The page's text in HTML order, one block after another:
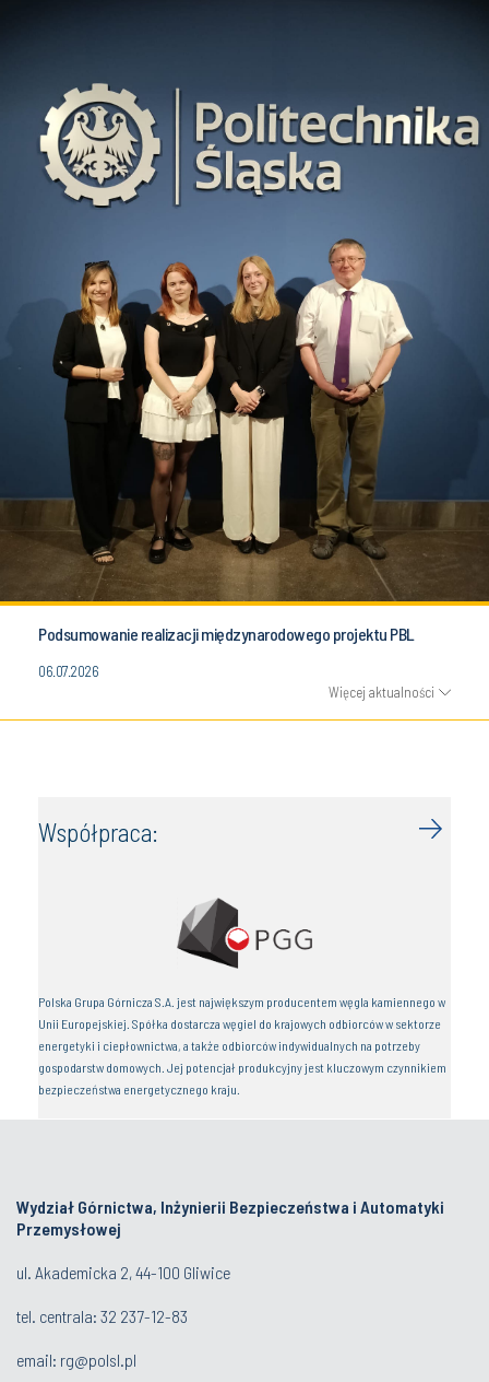
Podsumowanie realizacji międzynarodowego projektu PBL
06.07.2026
Więcej aktualności
Współpraca:
Polska Grupa Górnicza S.A. jest największym producentem węgla kamiennego w
Unii Europejskiej. Spółka dostarcza węgiel do krajowych odbiorców w sektorze
energetyki i ciepłownictwa, a także odbiorców indywidualnych na potrzeby
gospodarstw domowych. Jej potencjał produkcyjny jest kluczowym czynnikiem
bezpieczeństwa energetycznego kraju.
Wydział Górnictwa, Inżynierii Bezpieczeństwa i Automatyki
Przemysłowej
ul. Akademicka 2, 44-100 Gliwice
tel. centrala: 32 237-12-83
email: rg@polsl.pl